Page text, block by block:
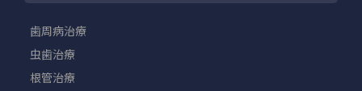
歯周病治療
虫歯治療
根管治療